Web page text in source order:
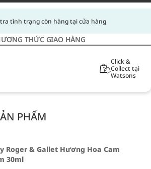
tình trạng còn hàng tại cửa hàng
THỨC GIAO HÀNG
Click &
Collect tại
Watsons
PHẨM
Roger & Gallet Hương Hoa Cam
30ml